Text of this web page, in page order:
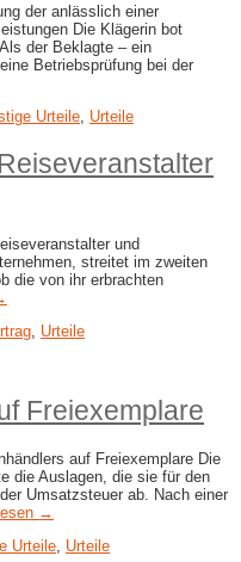
der anlässlich einer
Die Klägerin bot
der Beklagte – ein
Betriebsprüfung bei der
Urteile Urteile
und
streitet im zweiten
die von ihr erbrachten
Urteile
Freiexemplare
auf Freiexemplare Die
die Auslagen, die sie für den
Umsatzsteuer ab. Nach einer
→
Urteile, Urteile